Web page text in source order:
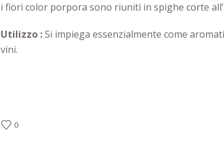
i fiori color porpora sono riuniti in spighe corte
Utilizzo :Si impiega essenzialmente come
vini.
0